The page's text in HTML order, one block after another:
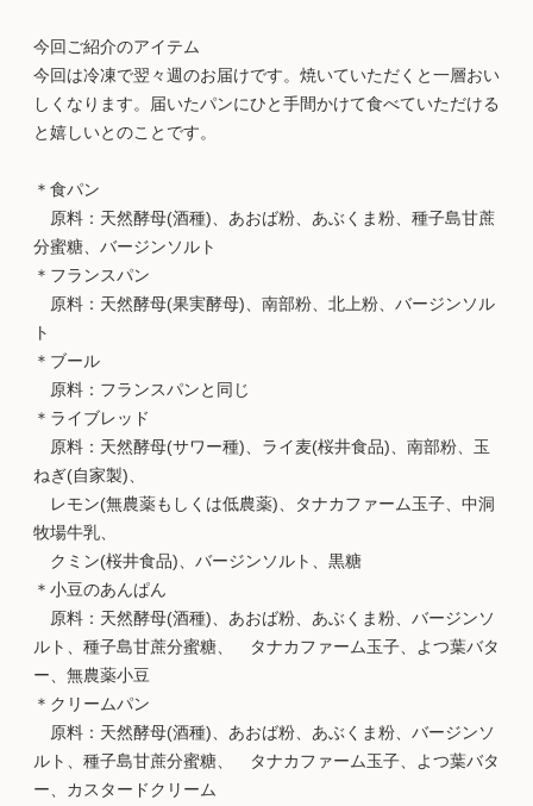
今回ご紹介のアイテム
今回は冷凍で翌々週のお届けです。焼いていただくと一層おい
しくなります。届いたパンにひと手間かけて食べていただける
と嬉しいとのことです。
＊食パン
原料：天然酵母(酒種)、あおば粉、あぶくま粉、種子島甘蔗
分蜜糖、バージンソルト
＊フランスパン
原料：天然酵母(果実酵母)、南部粉、北上粉、バージンソル
ト
＊ブール
原料：フランスパンと同じ
＊ライブレッド
原料：天然酵母(サワー種)、ライ麦(桜井食品)、南部粉、玉
ねぎ(自家製)、
レモン(無農薬もしくは低農薬)、タナカファーム玉子、中洞
牧場牛乳、
クミン(桜井食品)、バージンソルト、黒糖
＊小豆のあんぱん
原料：天然酵母(酒種)、あおば粉、あぶくま粉、バージンソ
ルト、種子島甘蔗分蜜糖、 タナカファーム玉子、よつ葉バタ
ー、無農薬小豆
＊クリームパン
原料：天然酵母(酒種)、あおば粉、あぶくま粉、バージンソ
ルト、種子島甘蔗分蜜糖、 タナカファーム玉子、よつ葉バタ
ー、カスタードクリーム